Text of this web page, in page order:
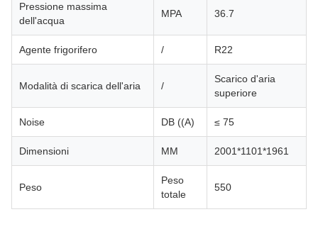
Pressione massima
dell'acqua
MPA 36.7
Agente frigorifero / R22
Modalità di scarica dell'aria /
Scarico d'aria
superiore
Noise DB ((A) ≤ 75
Dimensioni MM 2001*1101*1961
Peso
Peso
totale
550